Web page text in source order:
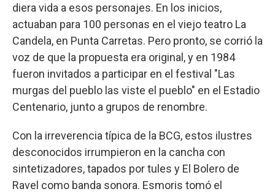
diera vida a esos personajes. En los inicios,
actuaban para 100 personas en el viejo teatro La
Candela, en Punta Carretas. Pero pronto, se corrió la
voz de que la propuesta era original, y en 1984
fueron invitados a participar en el festival "Las
murgas del pueblo las viste el pueblo" en el Estadio
Centenario, junto a grupos de renombre.
Con la irreverencia típica de la BCG, estos ilustres
desconocidos irrumpieron en la cancha con
sintetizadores, tapados por tules y El Bolero de
Ravel como banda sonora. Esmoris tomó el